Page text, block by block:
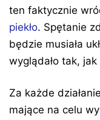
ten faktycznie
piekło. Spętanie
będzie musiała
wyglądało tak,
Za każde
mające na celu